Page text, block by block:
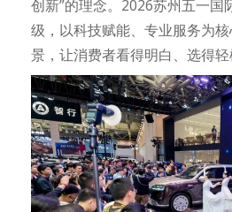
创新”的理念。2026苏州五一国
级，以科技赋能、专业服务为
景，让消费者看得明白、选得轻